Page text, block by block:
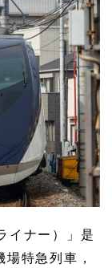
イナー）」是
特急列車，